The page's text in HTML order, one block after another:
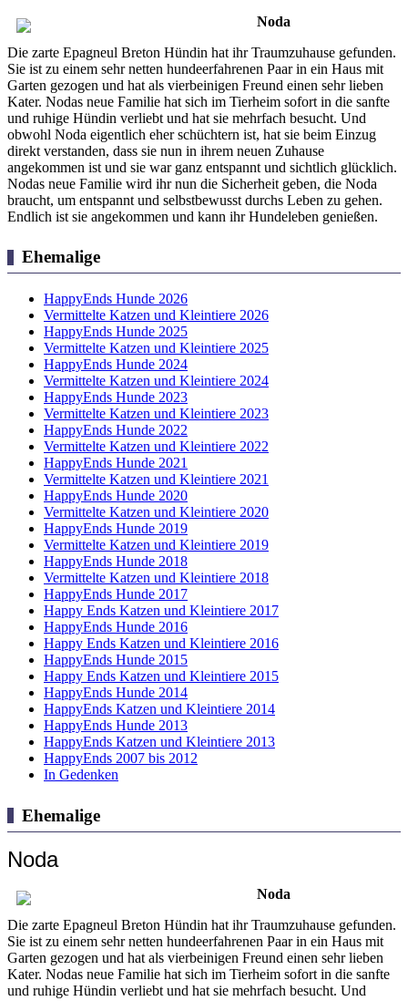
Noda
Die zarte Epagneul Breton Hündin hat ihr Traumzuhause gefunden.
Sie ist zu einem sehr netten hundeerfahrenen Paar in ein Haus mit
Garten gezogen und hat als vierbeinigen Freund einen sehr lieben
Kater. Nodas neue Familie hat sich im Tierheim sofort in die sanfte
und ruhige Hündin verliebt und hat sie mehrfach besucht. Und
obwohl Noda eigentlich eher schüchtern ist, hat sie beim Einzug
direkt verstanden, dass sie nun in ihrem neuen Zuhause
angekommen ist und sie war ganz entspannt und sichtlich glücklich.
Nodas neue Familie wird ihr nun die Sicherheit geben, die Noda
braucht, um entspannt und selbstbewusst durchs Leben zu gehen.
Endlich ist sie angekommen und kann ihr Hundeleben genießen.
Ehemalige
HappyEnds Hunde 2026
Vermittelte Katzen und Kleintiere 2026
HappyEnds Hunde 2025
Vermittelte Katzen und Kleintiere 2025
HappyEnds Hunde 2024
Vermittelte Katzen und Kleintiere 2024
HappyEnds Hunde 2023
Vermittelte Katzen und Kleintiere 2023
HappyEnds Hunde 2022
Vermittelte Katzen und Kleintiere 2022
HappyEnds Hunde 2021
Vermittelte Katzen und Kleintiere 2021
HappyEnds Hunde 2020
Vermittelte Katzen und Kleintiere 2020
HappyEnds Hunde 2019
Vermittelte Katzen und Kleintiere 2019
HappyEnds Hunde 2018
Vermittelte Katzen und Kleintiere 2018
HappyEnds Hunde 2017
Happy Ends Katzen und Kleintiere 2017
HappyEnds Hunde 2016
Happy Ends Katzen und Kleintiere 2016
HappyEnds Hunde 2015
Happy Ends Katzen und Kleintiere 2015
HappyEnds Hunde 2014
HappyEnds Katzen und Kleintiere 2014
HappyEnds Hunde 2013
HappyEnds Katzen und Kleintiere 2013
HappyEnds 2007 bis 2012
In Gedenken
Ehemalige
Noda
Noda
Die zarte Epagneul Breton Hündin hat ihr Traumzuhause gefunden.
Sie ist zu einem sehr netten hundeerfahrenen Paar in ein Haus mit
Garten gezogen und hat als vierbeinigen Freund einen sehr lieben
Kater. Nodas neue Familie hat sich im Tierheim sofort in die sanfte
und ruhige Hündin verliebt und hat sie mehrfach besucht. Und